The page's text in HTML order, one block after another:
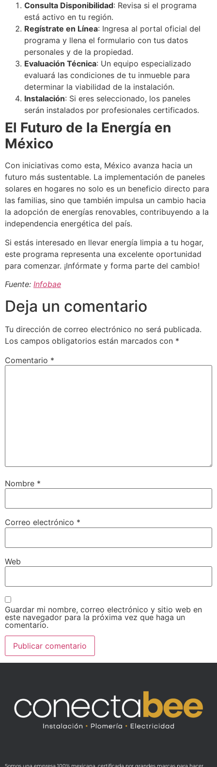
Consulta Disponibilidad: Revisa si el programa
está activo en tu región.
Regístrate en Línea: Ingresa al portal oficial del
programa y llena el formulario con tus datos
personales y de la propiedad.
Evaluación Técnica: Un equipo especializado
evaluará las condiciones de tu inmueble para
determinar la viabilidad de la instalación.
Instalación: Si eres seleccionado, los paneles
serán instalados por profesionales certificados.
El Futuro de la Energía en
México
Con iniciativas como esta, México avanza hacia un
futuro más sustentable. La implementación de paneles
solares en hogares no solo es un beneficio directo para
las familias, sino que también impulsa un cambio hacia
la adopción de energías renovables, contribuyendo a la
independencia energética del país.
Si estás interesado en llevar energía limpia a tu hogar,
este programa representa una excelente oportunidad
para comenzar. ¡Infórmate y forma parte del cambio!
Fuente: Infobae
Deja un comentario
Tu dirección de correo electrónico no será publicada.
Los campos obligatorios están marcados con *
Comentario *
Nombre *
Correo electrónico *
Web
Guardar mi nombre, correo electrónico y sitio web en
este navegador para la próxima vez que haga un
comentario.
Somos una empresa 100% mexicana, certificada por grandes marcas para hacer